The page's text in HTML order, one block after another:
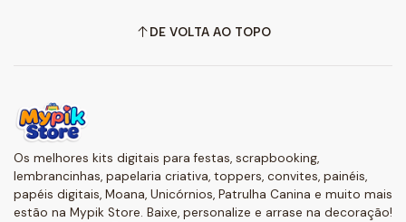
DE VOLTA AO TOPO
Os melhores kits digitais para festas, scrapbooking,
lembrancinhas, papelaria criativa, toppers, convites, painéis,
papéis digitais, Moana, Unicórnios, Patrulha Canina e muito mais
estão na Mypik Store. Baixe, personalize e arrase na decoração!